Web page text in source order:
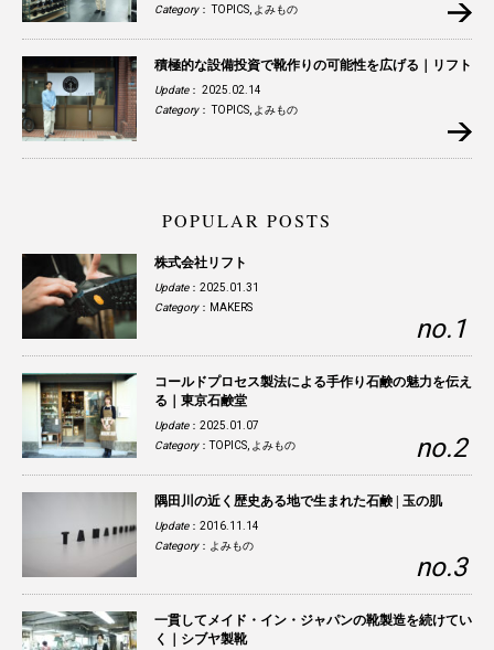
Category：TOPICS よみもの
積極的な設備投資で靴作りの可能性を広げる｜リフト
Update： 2025.02.14
Category：TOPICS よみもの
POPULAR POSTS
株式会社リフト
Update：2025.01.31
Category： MAKERS
コールドプロセス製法による手作り石鹸の魅力を伝え
る｜東京石鹸堂
Update：2025.01.07
Category：TOPICS よみもの
隅田川の近く歴史ある地で生まれた石鹸 | 玉の肌
Update：2016.11.14
Category： よみもの
一貫してメイド・イン・ジャパンの靴製造を続けてい
く｜シブヤ製靴